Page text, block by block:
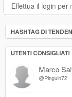
Effettua il login per
HASHTAG DI
UTENTI CONSIGLIATI
Marco
@Pinguin72